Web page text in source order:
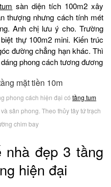
sàn diện tích 100m2 xây
thượng nhưng cách tính mét
Anh chị lưu ý cho. Trường
thự 100m2 mini. Kiến trúc
đường chẳng hạn khác. Thì
phong cách tương đương
phong cách hiện đại có tầng tum
sân phong. Theo thủy tây tứ trạch
chim bay
nhà đẹp 3 tầng
hiện đại